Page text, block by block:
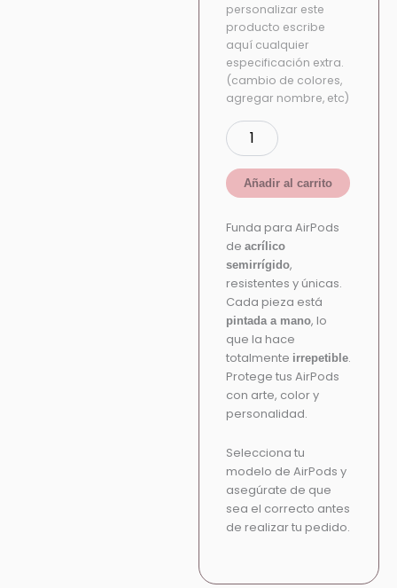
personalizar este
producto escribe
aquí cualquier
especificación extra.
(cambio de colores,
agregar nombre, etc)
Añadir al carrito
Funda para AirPods
deacrílico
semirrígido,
resistentes y únicas.
Cada pieza está
pintada a mano, lo
que la hace
totalmente irrepetible.
Protege tus AirPods
con arte, color y
personalidad.
Selecciona tu
modelo de AirPods y
asegúrate de que
sea el correcto antes
de realizar tu pedido.